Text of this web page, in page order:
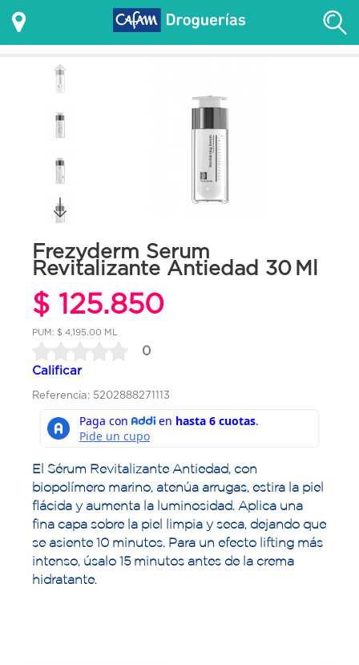
Frezyderm Serum
Revitalizante Antiedad 30 Ml
$ 125.850
PUM: $ 4,195.00 ML
0
Calificar
Referencia: 5202888271113
El Sérum Revitalizante Antiedad, con
biopolímero marino, atenúa arrugas, estira la piel
flácida y aumenta la luminosidad. Aplica una
fina capa sobre la piel limpia y seca, dejando que
se asiente 10 minutos. Para un efecto lifting más
intenso, úsalo 15 minutos antes de la crema
hidratante.